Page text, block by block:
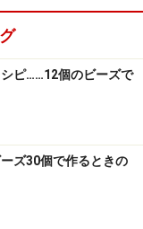
ピ……12個のビーズで
ズ30個で作るときの